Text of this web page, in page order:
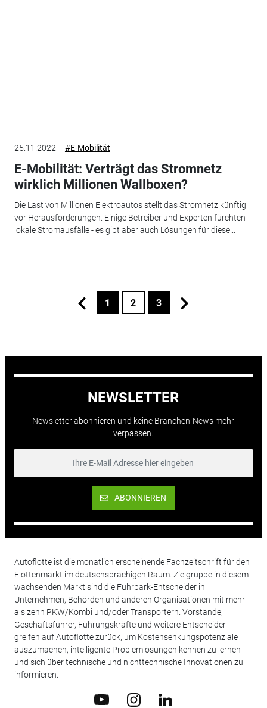
25.11.2022 #E-Mobilität
E-Mobilität: Verträgt das Stromnetz
wirklich Millionen Wallboxen?
Die Last von Millionen Elektroautos stellt das Stromnetz künftig
vor Herausforderungen. Einige Betreiber und Experten fürchten
lokale Stromausfälle - es gibt aber auch Lösungen für diese...
1 2 3
NEWSLETTER
Newsletter abonnieren und keine Branchen-News mehr
verpassen.
ABONNIEREN
Autoflotte ist die monatlich erscheinende Fachzeitschrift für den
Flottenmarkt im deutschsprachigen Raum. Zielgruppe in diesem
wachsenden Markt sind die Fuhrpark-Entscheider in
Unternehmen, Behörden und anderen Organisationen mit mehr
als zehn PKW/Kombi und/oder Transportern. Vorstände,
Geschäftsführer, Führungskräfte und weitere Entscheider
greifen auf Autoflotte zurück, um Kostensenkungspotenziale
auszumachen, intelligente Problemlösungen kennen zu lernen
und sich über technische und nichttechnische Innovationen zu
informieren.